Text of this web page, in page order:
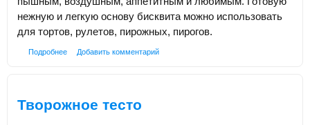
нежную и легкую основу бисквита можно использовать
для тортов, рулетов, пирожных, пирогов.
Подробнее Добавить комментарий
Творожное тесто